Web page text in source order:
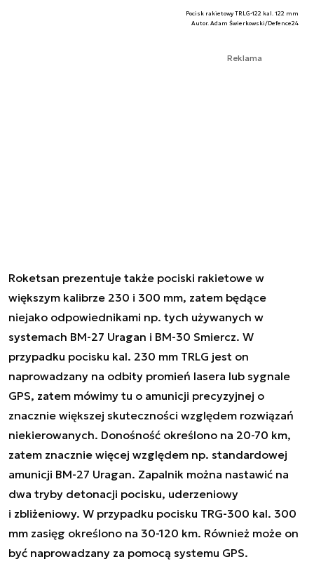
Pocisk rakietowy TRLG-122 kal. 122 mm
Autor. Adam Świerkowski/Defence24
Reklama
Roketsan prezentuje także pociski rakietowe w
większym kalibrze 230 i 300 mm, zatem będące
niejako odpowiednikami np. tych używanych w
systemach BM-27 Uragan i BM-30 Smiercz. W
przypadku pocisku kal. 230 mm TRLG jest on
naprowadzany na odbity promień lasera lub sygnale
GPS, zatem mówimy tu o amunicji precyzyjnej o
znacznie większej skuteczności względem rozwiązań
niekierowanych. Donośność określono na 20-70 km,
zatem znacznie więcej względem np. standardowej
amunicji BM-27 Uragan. Zapalnik można nastawić na
dwa tryby detonacji pocisku, uderzeniowy
i zbliżeniowy. W przypadku pocisku TRG-300 kal. 300
mm zasięg określono na 30-120 km. Również może on
być naprowadzany za pomocą systemu GPS.